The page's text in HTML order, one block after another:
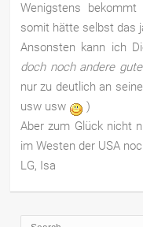
Wenigstens
somit hätte selbst das
Ansonsten kann ich
doch noch andere
nur zu deutlich an
usw usw
)
Aber zum Glück nicht
im Westen der USA
LG, Isa